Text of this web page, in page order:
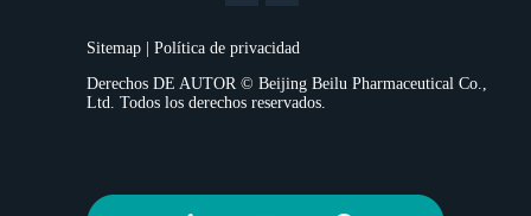
Sitemap
Política de privacidad
Derechos DE AUTOR © Beijing Beilu Pharmaceutical Co.,
Ltd. Todos los derechos reservados.